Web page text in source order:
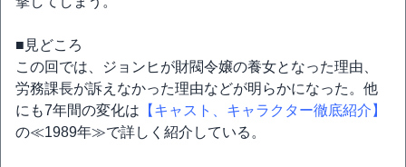
■見どころ
この回では、ジョンヒが財閥令嬢の養女となった理由、
労務課長が訴えなかった理由などが明らかになった。他
にも7年間の変化は 【キャスト、キャラクター徹底紹介】
の≪1989年≫で詳しく紹介している。